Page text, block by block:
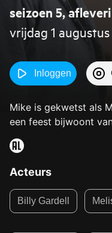
seizoen 5,
vrijdag 1 augustus
Inloggen
Mike is gekwetst als
een feest bijwoont
Acteurs
Billy Gardell